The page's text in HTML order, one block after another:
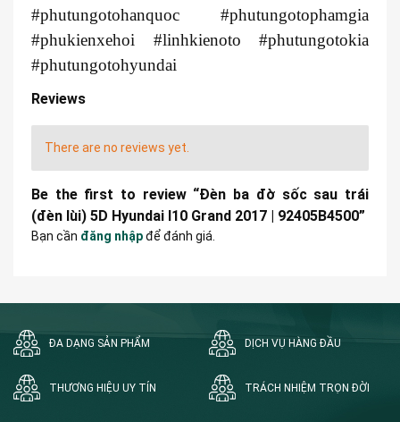
#phutungotohanquoc #phutungotophamgia
#phukienxehoi #linhkienoto #phutungotokia
#phutungotohyundai
Reviews
There are no reviews yet.
Be the first to review “Đèn ba đờ sốc sau trái
(đèn lùi) 5D Hyundai I10 Grand 2017 | 92405B4500”
Bạn cần đăng nhậpđể đánh giá.
ĐA DẠNG SẢN PHẨM DỊCH VỤ HÀNG ĐẦU
THƯƠNG HIỆU UY TÍN TRÁCH NHIỆM TRỌN ĐỜI